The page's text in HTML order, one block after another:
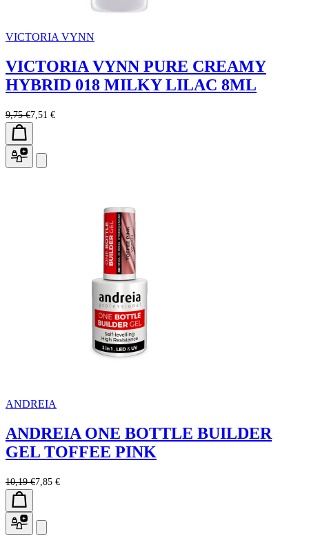
VICTORIA VYNN
VICTORIA VYNN PURE CREAMY
HYBRID 018 MILKY LILAC 8ML
9,75 €7,51 €
ANDREIA
ANDREIA ONE BOTTLE BUILDER
GEL TOFFEE PINK
10,19 €7,85 €